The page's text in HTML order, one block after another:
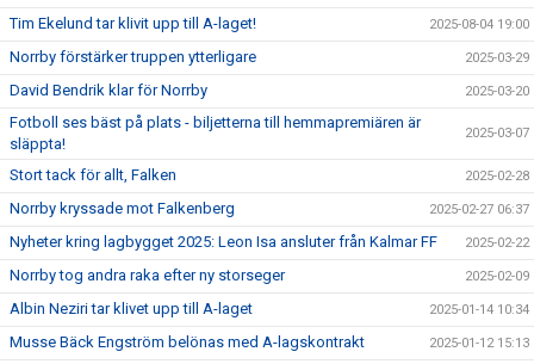
Tim Ekelund tar klivit upp till A-laget! 2025-08-04 19:00
Norrby förstärker truppen ytterligare 2025-03-29
David Bendrik klar för Norrby 2025-03-20
Fotboll ses bäst på plats - biljetterna till hemmapremiären är
släppta!
2025-03-07
Stort tack för allt, Falken 2025-02-28
Norrby kryssade mot Falkenberg 2025-02-27 06:37
Nyheter kring lagbygget 2025: Leon Isa ansluter från Kalmar FF 2025-02-22
Norrby tog andra raka efter ny storseger 2025-02-09
Albin Neziri tar klivet upp till A-laget 2025-01-14 10:34
Musse Bäck Engström belönas med A-lagskontrakt 2025-01-12 15:13